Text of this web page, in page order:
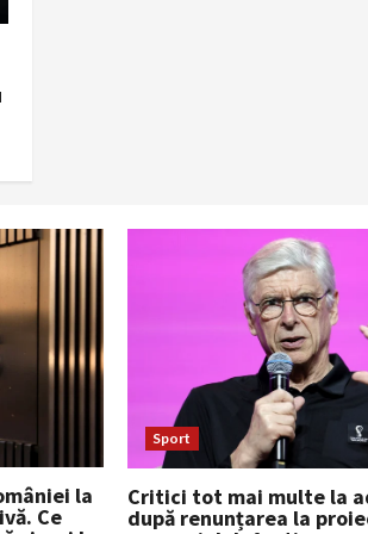
la
Ce
Sport
Critici tot mai multe la
după renunțarea la